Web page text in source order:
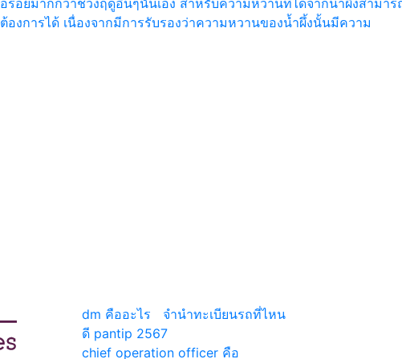
อร่อยมากกว่าช่วงฤดูอื่นๆนั้นเอง สำหรับความหวานที่ได้จากน้ำผึ้งสามา
ต้องการได้ เนื่องจากมีการรับรองว่าความหวานของน้ำผึ้งนั้นมีความ
dm คืออะไร
จํานําทะเบียนรถที่ไหน
ดี pantip 2567
chief operation officer คือ